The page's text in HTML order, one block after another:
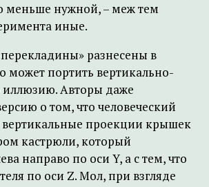
меньше нужной, – меж тем
иные.
разнесены в
может портить вертикально-
иллюзию. Авторы даже
о том, что человеческий
вертикальные проекции крышек
кастрюли, который
направо по оси Y, а с тем, что
по оси Z. Мол, при взгляде